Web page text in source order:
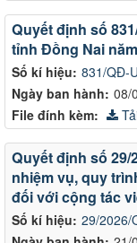
Số kí hiệu: 831/QĐ-
Ngày ban hành: 08/
Quyết định số
tỉnh Đồng Nai
File đính kèm:
Số kí hiệu: 29/2026/
Quyết định số
nhiệm vụ, quy
đối với cộng tác